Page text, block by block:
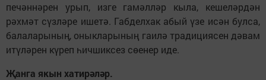
печәннәрен урып, изге гамәлләр кыла, кешеләрдән
рәхмәт сүзләре ишетә. Габделхак абый үзе исән булса,
балаларының, оныкларының гаилә традициясен дәвам
итүләрен күреп һичшиксез сөенер иде.
Җанга якын хатирәләр.